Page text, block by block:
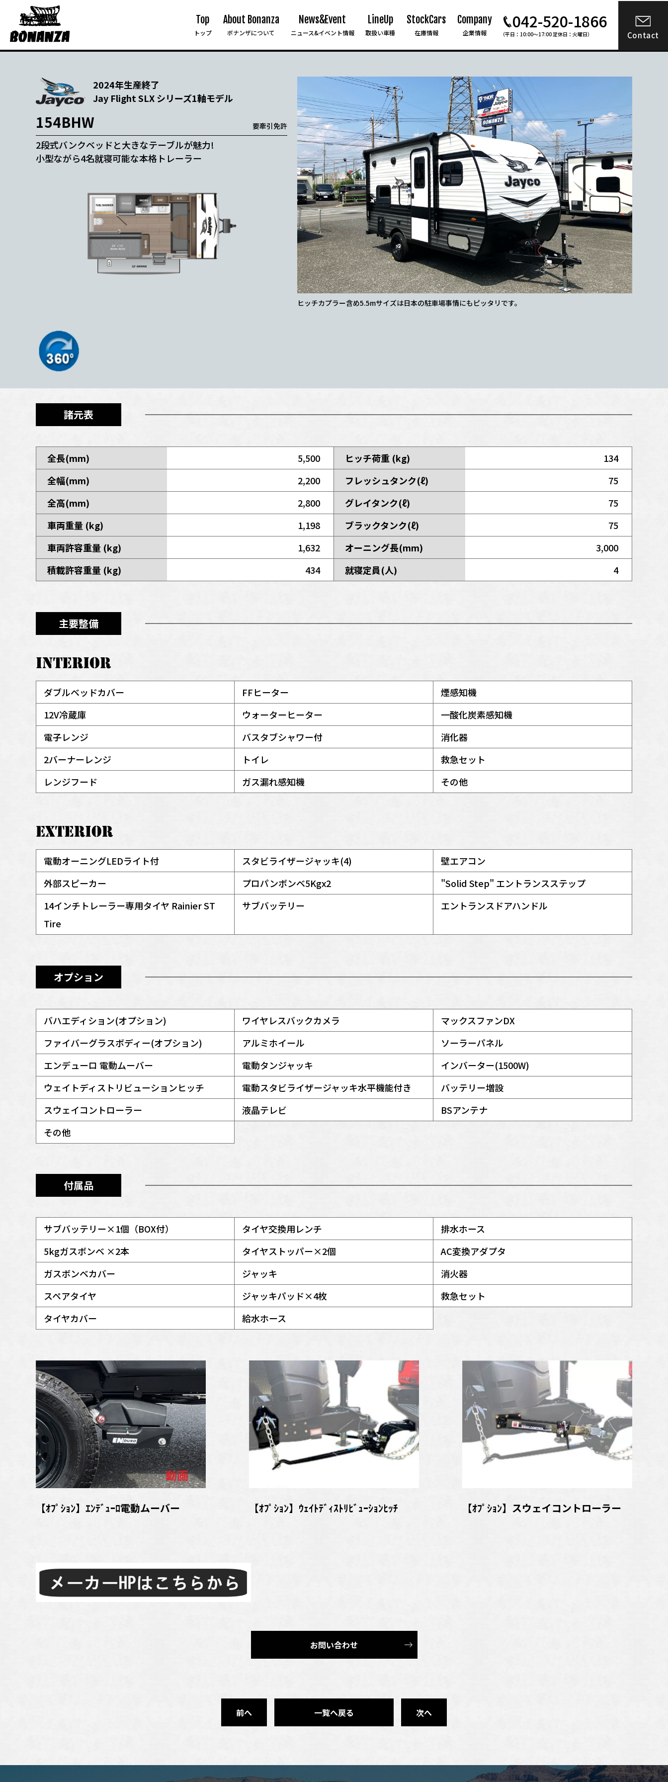
Top
トップ
About Bonanza
ボナンザについて
News&Event
ニュース&イベント情報
LineUp
取扱い車種
StockCars
在庫情報
Company
企業情報
042-520-1866
（平日：10:00〜17:00 定休日：火曜日） Contact
2024年生産終了
Jay Flight SLX シリーズ1軸モデル
154BHW 要牽引免許
2段式バンクベッドと大きなテーブルが魅力!
小型ながら4名就寝可能な本格トレーラー
幅10Ft(約3m)の電動オーニングを標準装備。表裏黒色のファブリック
諸元表
全長(mm) 5,500 ヒッチ荷重 (kg)
134
全幅(mm)
2,200 フレッシュタンク(ℓ)
75
全高(mm)
2,800 グレイタンク(ℓ)
75
車両重量 (kg)
1,198 ブラックタンク(ℓ)
75
車両許容重量 (kg)
1,632 オーニング長(mm)
3,000
積載許容重量 (kg)
434 就寝定員(人) 4
主要整備
ダブルベッドカバー FFヒーター
煙感知機
12V冷蔵庫
ウォーターヒーター
一酸化炭素感知機
電子レンジ
バスタブシャワー付
消化器
2バーナーレンジ
トイレ
救急セット
レンジフード
ガス漏れ感知機 その他
電動オーニングLEDライト付 スタビライザージャッキ(4)
壁エアコン
外部スピーカー
プロパンボンベ5Kgx2
"Solid Step" エントランスステップ
14インチトレーラー専用タイヤ Rainier ST
Tire
サブバッテリー エントランスドアハンドル
オプション
バハエディション(オプション) ワイヤレスバックカメラ
マックスファンDX
ファイバーグラスボディー(オプション)
アルミホイール
ソーラーパネル
エンデューロ 電動ムーバー
電動タンジャッキ
インバーター(1500W)
ウェイトディストリビューションヒッチ
電動スタビライザージャッキ水平機能付き
バッテリー増設
スウェイコントローラー
液晶テレビ
BSアンテナ
その他
付属品
サブバッテリー×1個（BOX付） タイヤ交換用レンチ
排水ホース
5kgガスボンベ ×2本
タイヤストッパー×2個
AC変換アダプタ
ガスボンベカバー
ジャッキ
消火器
スペアタイヤ
ジャッキパッド×4枚
救急セット
タイヤカバー
給水ホース
【ｵﾌﾟｼｮﾝ】ｴﾝﾃﾞｭｰﾛ電動ムーバー 【ｵﾌﾟｼｮﾝ】ｳｪｲﾄﾃﾞｨｽﾄﾘﾋﾞｭｰｼｮﾝﾋｯﾁ 【ｵﾌﾟｼｮﾝ】スウェイコントローラー
お問い合わせ
前へ 一覧へ戻る 次へ